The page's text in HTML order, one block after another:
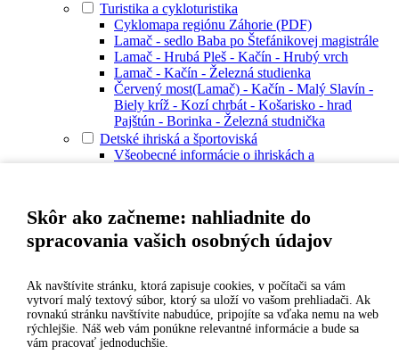
Skôr ako začneme: nahliadnite do
spracovania vašich osobných údajov
Ak navštívite stránku, ktorá zapisuje cookies, v počítači sa vám
vytvorí malý textový súbor, ktorý sa uloží vo vašom prehliadači. Ak
rovnakú stránku navštívite nabudúce, pripojíte sa vďaka nemu na web
rýchlejšie. Náš web vám ponúkne relevantné informácie a bude sa
vám pracovať jednoduchšie.
Turistika a cykloturistika
Cyklomapa regiónu Záhorie (PDF)
Lamač - sedlo Baba po Štefánikovej magistrále
Lamač - Hrubá Pleš - Kačín - Hrubý vrch
Lamač - Kačín - Železná studienka
Červený most(Lamač) - Kačín - Malý Slavín -
Biely kríž - Kozí chrbát - Košarisko - hrad
Pajštún - Borinka - Železná studnička
Detské ihriská a športoviská
Všeobecné informácie o ihriskách a
Detské ihrisko Malokarpatské námestie – Žabka
Detské ihrisko Heyrovského 10
Detské ihrisko Heyrovského 10 – dopravné
Detské ihrisko Heyrovského 16
Detské ihrisko Bakošova 34-36
Detské ihrisko Rozálka
Voľnočasový areál Malokarpatské námestie
Multifunkčné ihrisko Borinská